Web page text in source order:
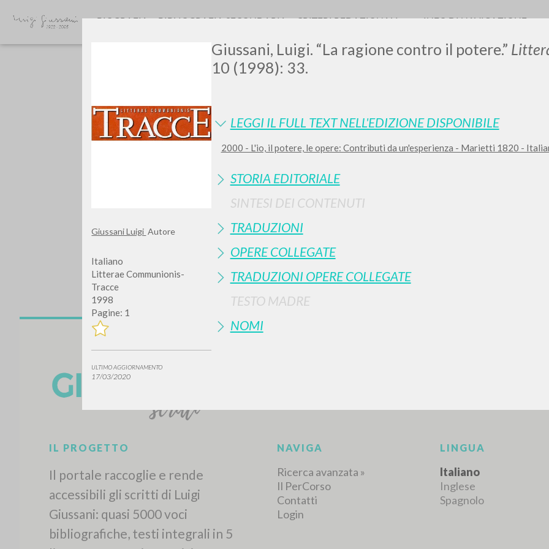
Giussani Luigi Autore
Italiano
Litterae Communionis-
Tracce
1998
Pagine: 1
ULTIMO AGGIORNAMENTO
17/03/2020
Giussani, Luigi. “La ragione contro il potere.”
10 (1998): 33.
LEGGI IL FULL TEXT NELL'EDIZIONE DISPONIBILE
2000 - L'io, il potere, le opere: Contributi da un'esperienza - Marietti 1820 -
STORIA EDITORIALE
SINTESI DEI CONTENUTI
TRADUZIONI
OPERE COLLEGATE
TRADUZIONI OPERE COLLEGATE
TESTO MADRE
NOMI
BIOGRAFIA BIBLIOGRAFIA SECONDARIA CRITERI REDAZIONALI INFO DI NAVIGAZIONE
Vuoi risultati ancora più precisi? Utilizza laRICERCA
0
Visualizza dettagli per tipologia
TIPOLOGIA OPERA LINGUA
IL PROGETTO
Il portale raccoglie e rende
NAVIGA LINGUA